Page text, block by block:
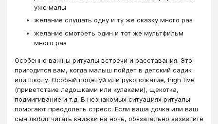
уже малы
желание слушать одну и ту же сказку много раз
желание смотреть один и тот же мультфильм
много раз
Особенно важны ритуалы встречи и расставания. Это
пригодится вам, когда малыш пойдет в детский садик
или школу. Особый поцелуй или рукопожатие, high five
(приветствие ладошками или кулаками), щекотка,
подмигивание и т.д. В незнакомых ситуациях ритуалы
помогают преодолеть стресс. Если ваша дочка или ваш
сын любит читать книжки на ночь, обязательно захватите